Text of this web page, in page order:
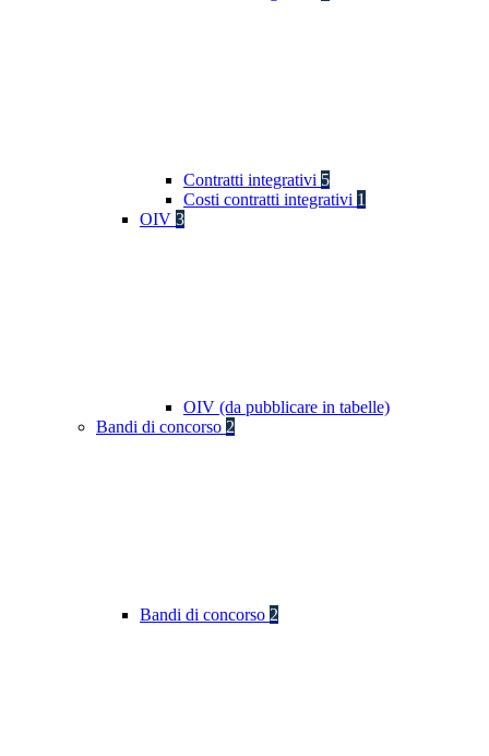
Contratti integrativi 5
Costi contratti integrativi 1
OIV 3
OIV (da pubblicare in tabelle)
Bandi di concorso 2
Bandi di concorso 2